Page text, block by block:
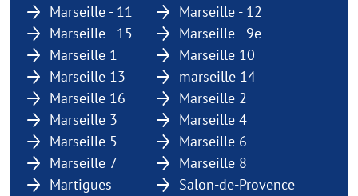
Marseille - 11
Marseille - 12
Marseille - 15
Marseille - 9e
Marseille 1
Marseille 10
Marseille 13
marseille 14
Marseille 16
Marseille 2
Marseille 3
Marseille 4
Marseille 5
Marseille 6
Marseille 7
Marseille 8
Martigues
Salon-de-Provence